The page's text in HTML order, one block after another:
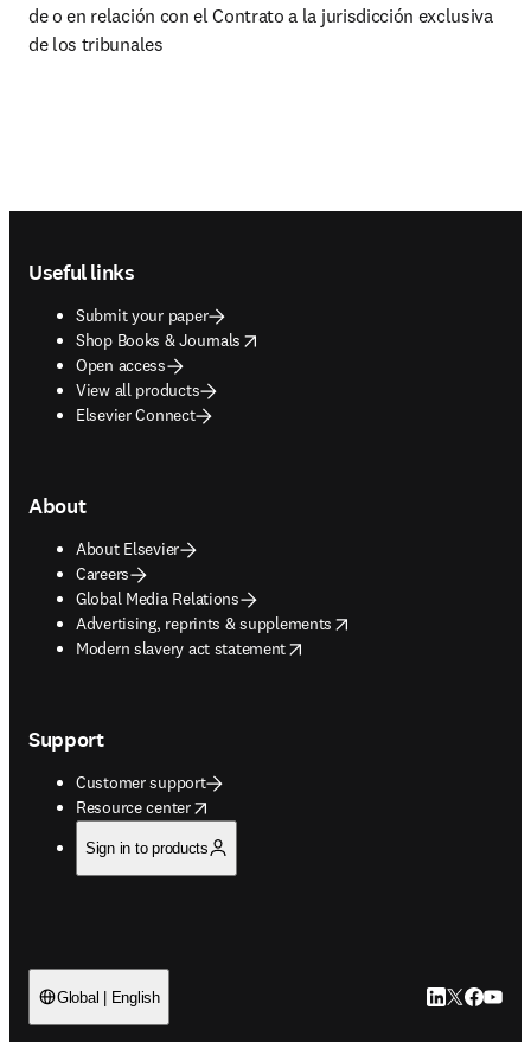
de o en relación con el Contrato a la jurisdicción exclusiva
de los tribunales
Useful links
Submit your paper
Shop Books & Journals
opens in new tab/window
Open access
View all products
Elsevier Connect
About
About Elsevier
Careers
Global Media Relations
Advertising, reprints & supplements
opens in new tab/window
Modern slavery act statement
opens in new tab/window
Support
Customer support
Resource center
opens in new tab/window
Sign in to products
Global | English LinkedIn
Twitter